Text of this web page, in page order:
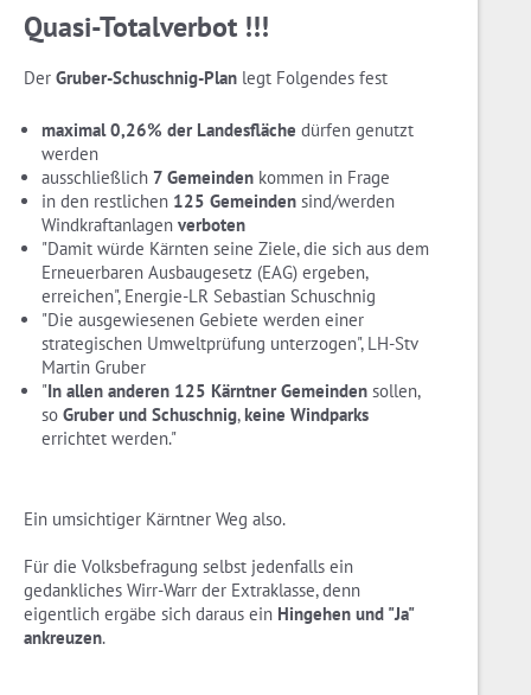
Quasi-Totalverbot !!!
Der Gruber-Schuschnig-Plan legt Folgendes fest
maximal 0,26% der Landesfläche dürfen genutzt
werden
ausschließlich 7 Gemeinden kommen in Frage
in den restlichen 125 Gemeinden sind/werden
Windkraftanlagen verboten
"Damit würde Kärnten seine Ziele, die sich aus dem
Erneuerbaren Ausbaugesetz (EAG) ergeben,
erreichen", Energie-LR Sebastian Schuschnig
"Die ausgewiesenen Gebiete werden einer
strategischen Umweltprüfung unterzogen", LH-Stv
Martin Gruber
"In allen anderen 125 Kärntner Gemeinden sollen,
so Gruber und Schuschnig,keine Windparks
errichtet werden."
Ein umsichtiger Kärntner Weg also.
Für die Volksbefragung selbst jedenfalls ein
gedankliches Wirr-Warr der Extraklasse, denn
eigentlich ergäbe sich daraus ein Hingehen und "Ja"
ankreuzen.